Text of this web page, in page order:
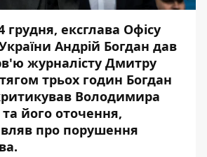
грудня, ексглава Офісу
Андрій Богдан дав
журналісту Дмитру
трьох годин Богдан
Володимира
його оточення,
про порушення